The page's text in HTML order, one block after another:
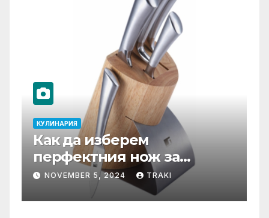
изберем
нож за
кухня?
5, 2024 TRAKI
Тенджери